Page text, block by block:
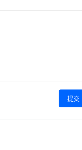
提交